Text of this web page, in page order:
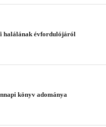
halálának évfordulójáról
könyv adománya